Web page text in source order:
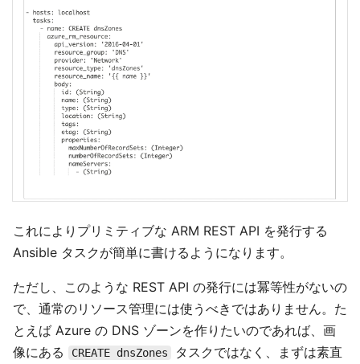
これによりプリミティブな ARM REST API を発行する
Ansible タスクが簡単に書けるようになります。
ただし、このような REST API の発行には冪等性がないの
で、通常のリソース管理には使うべきではありません。た
とえば Azure の DNS ゾーンを作りたいのであれば、画
像にある
CREATE dnsZones
タスクではなく、まずは素直